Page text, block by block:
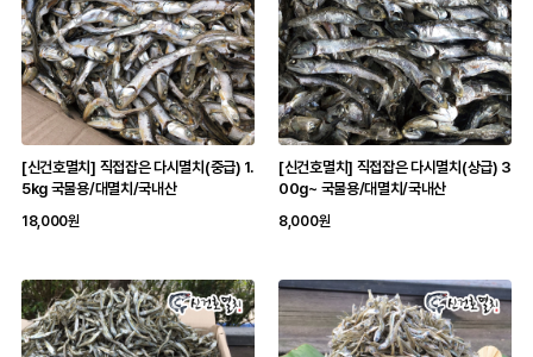
[신건호멸치] 직접잡은 다시멸치(중급) 1.
5kg 국물용/대멸치/국내산
18,000원
[신건호멸치] 직접잡은 다시멸치(상급) 3
00g~ 국물용/대멸치/국내산
8,000원